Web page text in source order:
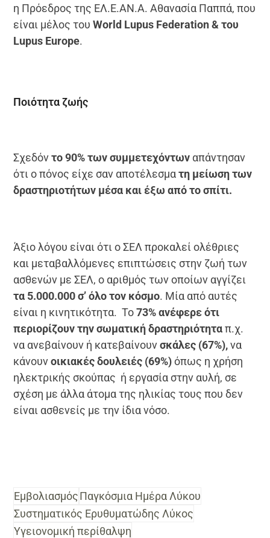
η Πρόεδρος της ΕΛ.Ε.ΑΝ.Α. Αθανασία Παππά, που
είναι μέλος τουWorld Lupus Federation & του
Lupus Europe.
Ποιότητα ζωής
Σχεδόντο 90% των συμμετεχόντων απάντησαν
ότι ο πόνος είχε σαν αποτέλεσματη μείωση των
δραστηριοτήτων μέσα και έξω από το σπίτι.
Άξιο λόγου είναι ότι ο ΣΕΛ προκαλεί ολέθριες
και μεταβαλλόμενες επιπτώσεις στην ζωή των
ασθενών με ΣΕΛ, ο αριθμός των οποίων αγγίζει
τα 5.000.000 σ’ όλο τον κόσμο. Μία από αυτές
είναι η κινητικότητα. Το73% ανέφερε ότι
περιορίζουν την σωματική δραστηριότηταπ.χ.
να ανεβαίνουν ή κατεβαίνουνσκάλες (67%),να
κάνουνοικιακές δουλειές (69%)όπως η χρήση
ηλεκτρικής σκούπας ή εργασία στην αυλή, σε
σχέση με άλλα άτομα της ηλικίας τους που δεν
είναι ασθενείς με την ίδια νόσο.
ΕμβολιασμόςΠαγκόσμια Ημέρα Λύκου
Συστηματικός Ερυθυματώδης Λύκος
Υγειονομική περίθαλψη